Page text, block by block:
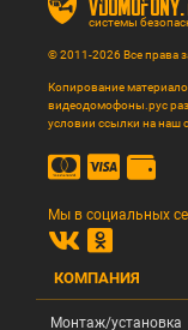
системы
© 2011-2026 Все права
Копирование
видеодомофоны.рус
условии ссылки на наш
Мы в социальных
КОМПАНИЯ
Монтаж/установка